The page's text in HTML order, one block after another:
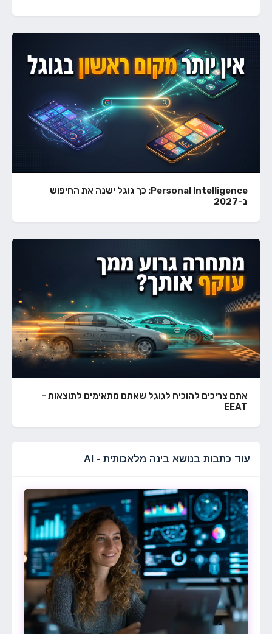
Personal Intelligence: כך גוגל ישנה את החיפוש
ב-2027
אתם צריכים להוכיח לגוגל שאתם מתאימים לתוצאות -
EEAT
עוד כתבות בנושא בינה מלאכותית - AI